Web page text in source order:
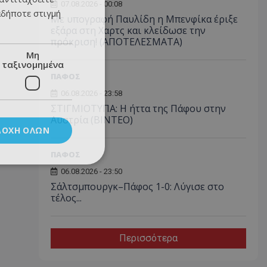
07.08.2026 - 00:08
Με υπογραφή Παυλίδη η Μπενφίκα έριξε
εξάρα στη Χαρτς και κλείδωσε την
πρόκριση! (ΑΠΟΤΕΛΕΣΜΑΤΑ)
06.08.2026 - 23:58
ΣΤΙΓΜΙΟΤΥΠΑ: Η ήττα της Πάφου στην
Αυστρία (ΒΙΝΤΕΟ)
06.08.2026 - 23:50
Σάλτσμπουργκ–Πάφος 1-0: Λύγισε στο
τέλος...
Περισσότερα
στιγμή
Μη
ταξινομημένα
ΌΛΩΝ